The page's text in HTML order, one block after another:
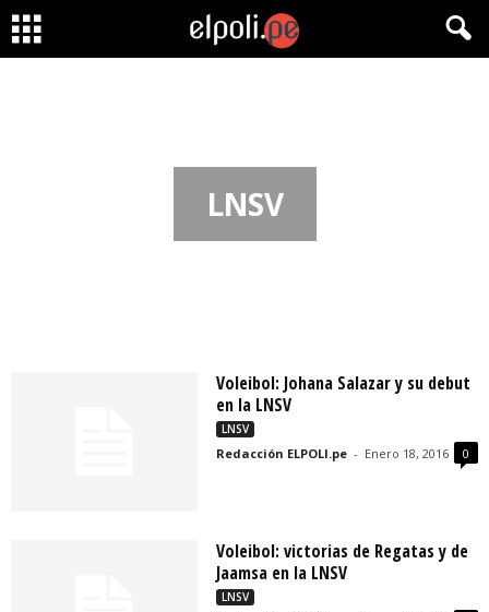
LNSV
Voleibol: Johana Salazar y su debut
en la LNSV
LNSV
Redacción ELPOLI.pe - Enero 18, 2016 0
Voleibol: victorias de Regatas y de
Jaamsa en la LNSV
LNSV